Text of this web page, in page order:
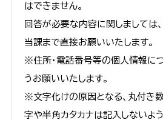
はできません。
回答が必要な内容に関しましては
当課まで直接お願いいたします。
※住所・電話番号等の個人情報に
うお願いいたします。
※文字化けの原因となる、丸付き
字や半角カタカナは記入しないよ